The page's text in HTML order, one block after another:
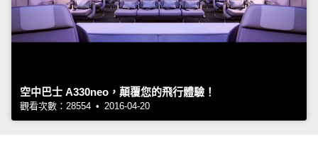
空中巴士 A330neo，顛覆您的飛行體驗！
觀看次數：28554 • 2016-04-20